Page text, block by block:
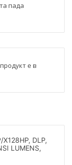
пада
е в
DLP,
LUMENS,